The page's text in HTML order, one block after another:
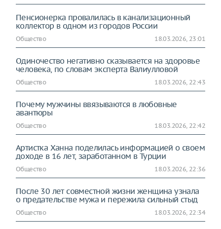
Пенсионерка провалилась в канализационный
коллектор в одном из городов России
Общество 18.03.2026, 23:01
Одиночество негативно сказывается на здоровье
человека, по словам эксперта Валиулловой
Общество 18.03.2026, 22:43
Почему мужчины ввязываются в любовные
авантюры
Общество 18.03.2026, 22:42
Артистка Ханна поделилась информацией о своем
доходе в 16 лет, заработанном в Турции
Общество 18.03.2026, 22:36
После 30 лет совместной жизни женщина узнала
о предательстве мужа и пережила сильный стыд
Общество 18.03.2026, 22:34